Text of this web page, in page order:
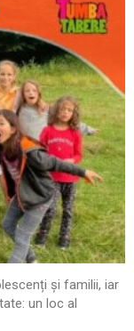
și familii, iar
un loc al